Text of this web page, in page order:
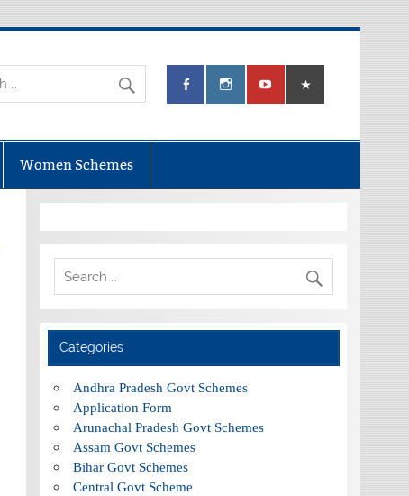
Women Schemes
Categories
Andhra Pradesh Govt Schemes
Application Form
Arunachal Pradesh Govt Schemes
Assam Govt Schemes
Bihar Govt Schemes
Central Govt Scheme